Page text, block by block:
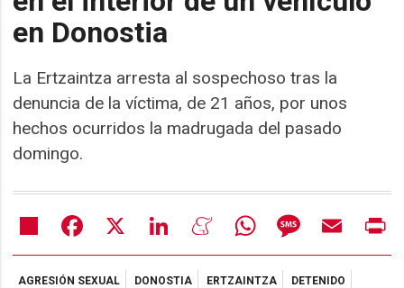
en Donostia
La Ertzaintza arresta al sospechoso tras la
denuncia de la víctima, de 21 años, por unos
hechos ocurridos la madrugada del pasado
domingo.
Share Facebook LinkedIn MeneameWhatsAppMessageEmail
AGRESIÓN SEXUAL DONOSTIA ERTZAINTZA
DETENIDO